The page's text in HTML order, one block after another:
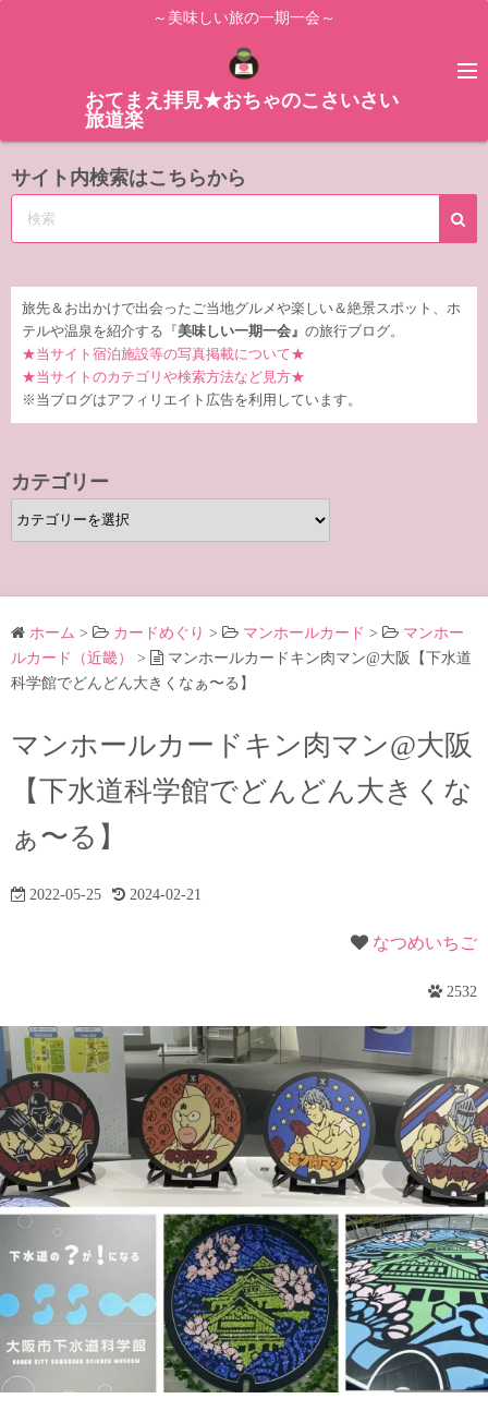
ス
ッ
～美味しい旅の一期一会～
おてまえ拝見★おちゃのこさいさい
旅道楽
サイト内検索はこちらから
旅先＆お出かけで出会ったご当地グルメや楽しい＆絶景スポット、ホ
テルや温泉を紹介する『 美味しい一期一会』 の旅行ブログ。
★当サイト宿泊施設等の写真掲載について★
★当サイトのカテゴリや検索方法など見方★
※当ブログはアフィリエイト広告を利用しています。
カテゴリー
カ
テ
リ
ー ホーム > カードめぐり > マンホールカード >
マンホー
ルカード（近畿）
>
マンホールカードキン肉マン@大阪【下水道
科学館でどんどん大きくなぁ〜る】
マンホールカードキン肉マン@大阪
【下水道科学館でどんどん大きくな
ぁ〜る】
2022-05-25 2024-02-21
なつめいちご
2532